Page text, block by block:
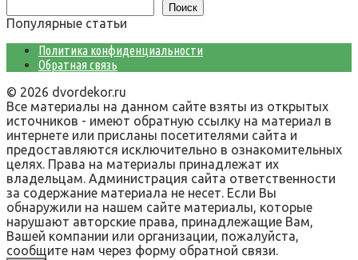
Поиск
Популярные статьи
Политика конфиденциальности
Обратная связь
© 2026 dvordekor.ru
Все материалы на данном сайте взяты из открытых
источников - имеют обратную ссылку на материал в
интернете или присланы посетителями сайта и
предоставляются исключительно в ознакомительных
целях. Права на материалы принадлежат их
владельцам. Администрация сайта ответственности
за содержание материала не несет. Если Вы
обнаружили на нашем сайте материалы, которые
нарушают авторские права, принадлежащие Вам,
Вашей компании или организации, пожалуйста,
сообщите нам через форму обратной связи.